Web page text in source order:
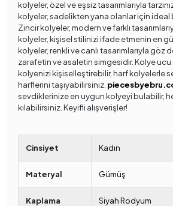
kolyeler, özel ve eşsiz tasarımlarıyla
kolyeler, sadelikten yana olanlar için ideal
Zincir kolyeler, modern ve farklı
kolyeler, kişisel stilinizi ifade etmenin en
kolyeler, renkli ve canlı tasarımlarıyla göz
zarafetin ve asaletin simgesidir. Kolye
kolyenizi kişiselleştirebilir, harf kolyelerle
harflerini taşıyabilirsiniz.
sevdiklerinize en uygun kolyeyi bulabilir,
kılabilirsiniz. Keyifli alışverişler!
Cinsiyet Kadın
Materyal Gümüş
Kaplama
Siyah Rodyum